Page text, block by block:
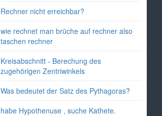
Rechner nicht erreichbar?
wie rechnet man brüche auf rechner also
taschen rechner
Kreisabschnitt - Berechung des
zugehörigen Zentriwinkels
Was bedeutet der Satz des Pythagoras?
habe Hypothenuse , suche Kathete.